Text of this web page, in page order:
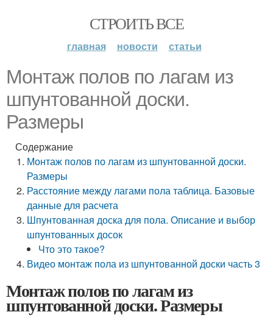
СТРОИТЬ ВСЕ
главная новости статьи
Монтаж полов по лагам из
шпунтованной доски.
Размеры
Содержание
Монтаж полов по лагам из шпунтованной доски.
Размеры
Расстояние между лагами пола таблица. Базовые
данные для расчета
Шпунтованная доска для пола. Описание и выбор
шпунтованных досок
Что это такое?
Видео монтаж пола из шпунтованной доски часть 3
Монтаж полов по лагам из
шпунтованной доски. Размеры